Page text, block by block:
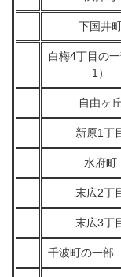
下国井
白梅4丁目の
1）
自由ヶ丘
新原1丁
水府町
末広2丁
末広3丁
千波町の一部